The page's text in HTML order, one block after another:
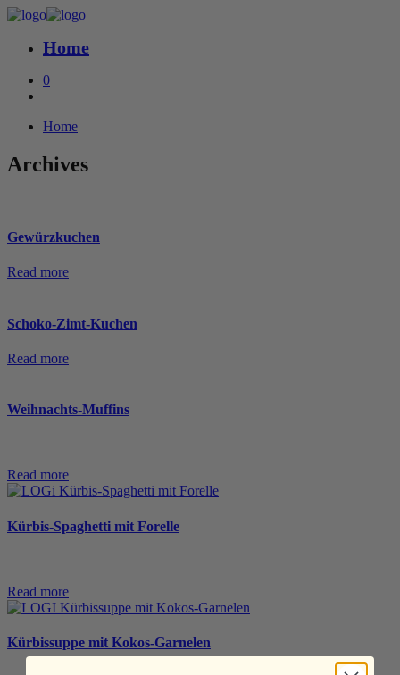
Home
0
Home
Archives
Gewürzkuchen
Read more
Schoko-Zimt-Kuchen
Read more
Weihnachts-Muffins
Read more
Kürbis-Spaghetti mit Forelle
Read more
Kürbissuppe mit Kokos-Garnelen